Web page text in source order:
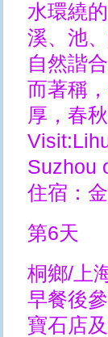
水環繞
溪、池
自然諧
而著稱
厚，春
Suzhou
住宿：
第6天
桐鄉/上
早餐後
寶石店